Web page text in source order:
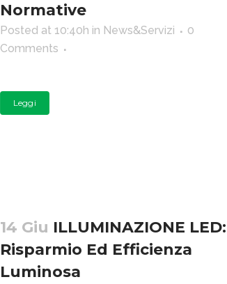
Normative
Posted at 10:40h in News&Servizi
0
Comments
Leggi
14 Giu ILLUMINAZIONE LED:
Risparmio Ed Efficienza
Luminosa